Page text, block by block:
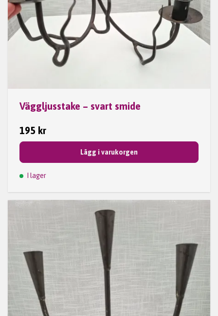
Väggljusstake – svart smide
195 kr
Lägg i varukorgen
I lager